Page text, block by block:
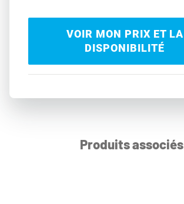
VOIR MON PRIX ET LA
DISPONIBILITÉ
Produits associés